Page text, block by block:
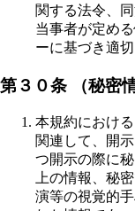
関する法令、
当事者が定め
ーに基づき適
第３０条 （秘密情
本規約におけ
関連して、開
つ開示の際に
上の情報、秘
演等の視覚的